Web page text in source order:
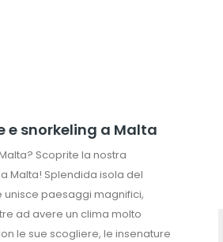
e snorkeling a Malta
Scoprite la nostra
Malta! Splendida isola del
unisce paesaggi magnifici,
ad avere un clima molto
le sue scogliere, le insenature